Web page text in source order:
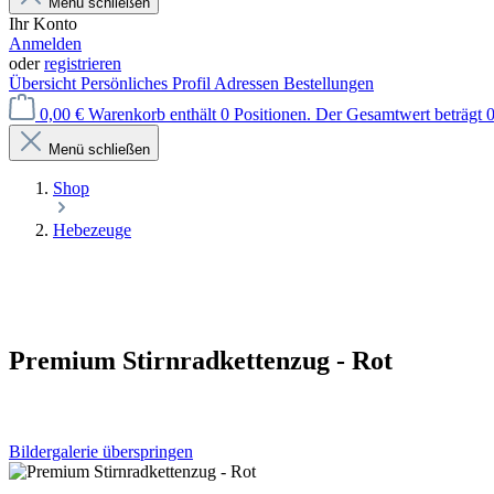
Ihr Konto
Anmelden
oderregistrieren
Übersicht Persönliches Profil Adressen Bestellungen
0,00 € Warenkorb enthält 0 Positionen. Der Gesamtwert beträgt
Menü schließen
Shop
Hebezeuge
Premium Stirnradkettenzug - Rot
Bildergalerie überspringen